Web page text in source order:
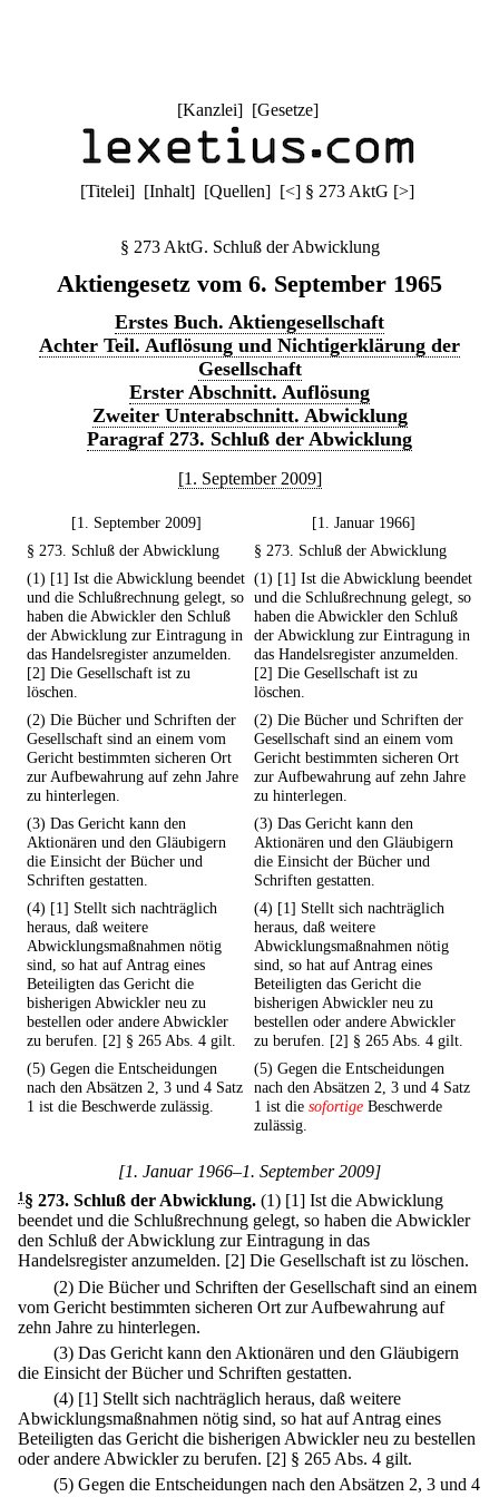
[Kanzlei] [Gesetze]
[Titelei] [Inhalt] [Quellen] [<] § 273 AktG [>]
§ 273 AktG. Schluß der Abwicklung
Aktiengesetz vom 6. September 1965
Erstes Buch. Aktiengesellschaft
Achter Teil. Auflösung und Nichtigerklärung der
Gesellschaft
Erster Abschnitt. Auflösung
Zweiter Unterabschnitt. Abwicklung
Paragraf 273. Schluß der Abwicklung
[1. September 2009]
[1. September 2009]
[1. Januar 1966]
§ 273. Schluß der Abwicklung
§ 273. Schluß der Abwicklung
(1) [1] Ist die Abwicklung beendet
und die Schlußrechnung gelegt, so
haben die Abwickler den Schluß
der Abwicklung zur Eintragung in
das Handelsregister anzumelden.
[2] Die Gesellschaft ist zu
löschen.
(1) [1] Ist die Abwicklung beendet
und die Schlußrechnung gelegt, so
haben die Abwickler den Schluß
der Abwicklung zur Eintragung in
das Handelsregister anzumelden.
[2] Die Gesellschaft ist zu
löschen.
(2) Die Bücher und Schriften der
Gesellschaft sind an einem vom
Gericht bestimmten sicheren Ort
zur Aufbewahrung auf zehn Jahre
zu hinterlegen.
(2) Die Bücher und Schriften der
Gesellschaft sind an einem vom
Gericht bestimmten sicheren Ort
zur Aufbewahrung auf zehn Jahre
zu hinterlegen.
(3) Das Gericht kann den
Aktionären und den Gläubigern
die Einsicht der Bücher und
Schriften gestatten.
(3) Das Gericht kann den
Aktionären und den Gläubigern
die Einsicht der Bücher und
Schriften gestatten.
(4) [1] Stellt sich nachträglich
heraus, daß weitere
Abwicklungsmaßnahmen nötig
sind, so hat auf Antrag eines
Beteiligten das Gericht die
bisherigen Abwickler neu zu
bestellen oder andere Abwickler
zu berufen. [2] § 265 Abs. 4 gilt.
(4) [1] Stellt sich nachträglich
heraus, daß weitere
Abwicklungsmaßnahmen nötig
sind, so hat auf Antrag eines
Beteiligten das Gericht die
bisherigen Abwickler neu zu
bestellen oder andere Abwickler
zu berufen. [2] § 265 Abs. 4 gilt.
(5) Gegen die Entscheidungen
nach den Absätzen 2, 3 und 4 Satz
1 ist die Beschwerde zulässig.
(5) Gegen die Entscheidungen
nach den Absätzen 2, 3 und 4 Satz
1 ist die sofortige Beschwerde
zulässig.
[1. Januar 1966–1. September 2009]
1§ 273. Schluß der Abwicklung. (1) [1] Ist die Abwicklung
beendet und die Schlußrechnung gelegt, so haben die Abwickler
den Schluß der Abwicklung zur Eintragung in das
Handelsregister anzumelden. [2] Die Gesellschaft ist zu löschen.
(2) Die Bücher und Schriften der Gesellschaft sind an einem
vom Gericht bestimmten sicheren Ort zur Aufbewahrung auf
zehn Jahre zu hinterlegen.
(3) Das Gericht kann den Aktionären und den Gläubigern
die Einsicht der Bücher und Schriften gestatten.
(4) [1] Stellt sich nachträglich heraus, daß weitere
Abwicklungsmaßnahmen nötig sind, so hat auf Antrag eines
Beteiligten das Gericht die bisherigen Abwickler neu zu bestellen
oder andere Abwickler zu berufen. [2] § 265 Abs. 4 gilt.
(5) Gegen die Entscheidungen nach den Absätzen 2, 3 und 4